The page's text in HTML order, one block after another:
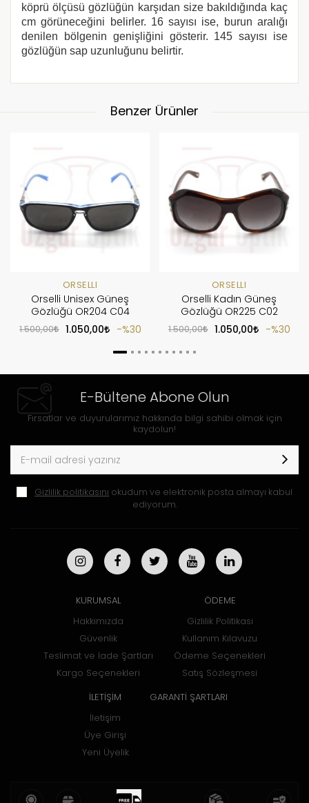
köprü ölçüsü gözlüğün karşıdan size bakıldığında kaç
cm görüneceğini belirler. 16 sayısı ise, burun aralığı
denilen bölgenin genişliğini gösterir. 145 sayısı ise
gözlüğün sap uzunluğunu belirtir.
Benzer Ürünler
ORSELLI
Orselli Unisex Güneş
Gözlüğü OR204 C04
1.500,00 1.050,00 %30
ORSELLI
Orselli Kadın Güneş
Gözlüğü OR225 C02
1.500,00 1.050,00 %30
E-Bültene Abone Olun
Fırsatlar ve duyurularımız hakkında bilgi sahibi olmak için
kaydolun!
Gizlilik politikasını okudum ve elektronik posta almayı kabul
ediyorum.
KURUMSAL
Hakkımızda
Güvenlik
Teslimat ve İade Şartları
Kargo Seçenekleri
ÖDEME
Gizlilik Politikası
Kullanım Kılavuzu
Ödeme Seçenekleri
Satış Sözleşmesi
İLETİŞİM
İletişim
Üye Girişi
Yeni Üyelik
GARANTİ ŞARTLARI